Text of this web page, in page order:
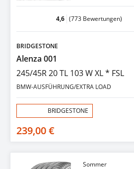
4,6 (773 Bewertungen)
BRIDGESTONE
Alenza 001
245/45R 20 TL 103 W XL * FSL
BMW-AUSFÜHRUNG/EXTRA LOAD
BRIDGESTONE
239,00 €
Sommer